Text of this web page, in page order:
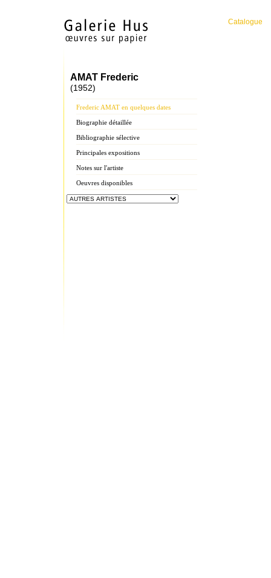
Catalogue
AMAT Frederic
(1952)
Frederic AMAT en quelques dates
Biographie détaillée
Bibliographie sélective
Principales expositions
Notes sur l'artiste
Oeuvres disponibles